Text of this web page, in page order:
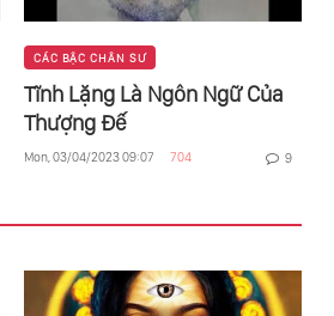
CÁC BẬC CHÂN SƯ
Tĩnh Lặng Là Ngôn Ngữ Của
Thượng Đế
Mon, 03/04/2023 09:07 704 9